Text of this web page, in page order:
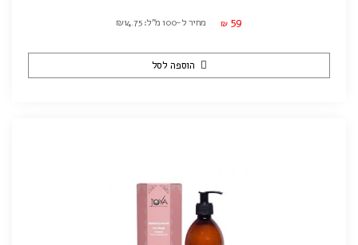
₪ 59 מחיר ל-100 מ"ל: ₪14.75
הוספה לסל